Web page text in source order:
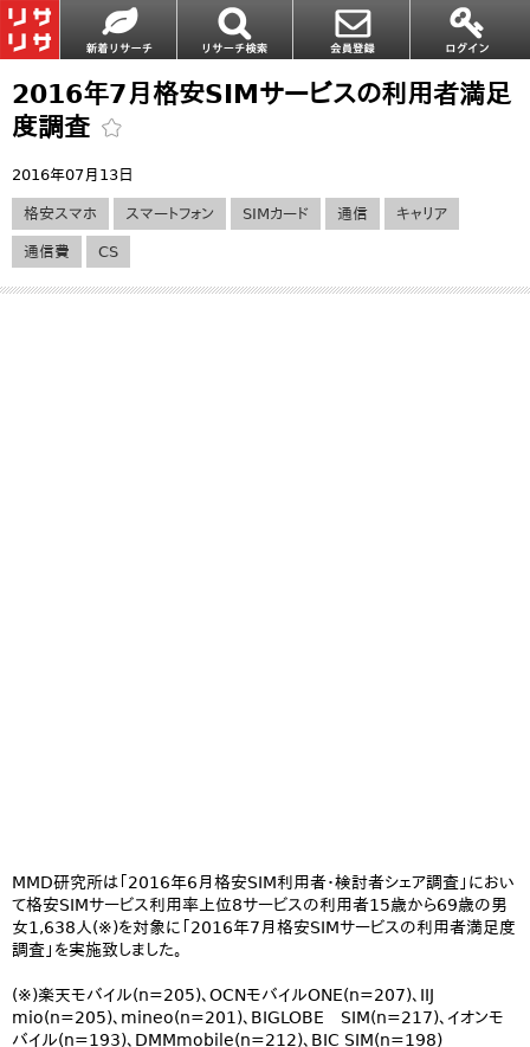
2016年7月格安SIMサービスの利用者満足
度調査
2016年07月13日
格安スマホ スマートフォン SIMカード 通信 キャリア
通信費 CS
MMD研究所は「2016年6月格安SIM利用者・検討者シェア調査」におい
て格安SIMサービス利用率上位8サービスの利用者15歳から69歳の男
女1,638人(※)を対象に「2016年7月格安SIMサービスの利用者満足度
調査」を実施致しました。
(※)楽天モバイル(n=205)、OCNモバイルONE(n=207)、IIJ
mio(n=205)、mineo(n=201)、BIGLOBE SIM(n=217)、イオンモ
バイル(n=193)、DMMmobile(n=212)、BIC SIM(n=198)